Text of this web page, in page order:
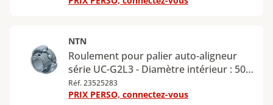
NTN
Roulement pour palier auto-aligneur
série UC-G2L3 - Diamètre intérieur : 50
mm - Diamètre extérieur : 90 mm
Réf. 23525283
PRIX PERSO, connectez-vous